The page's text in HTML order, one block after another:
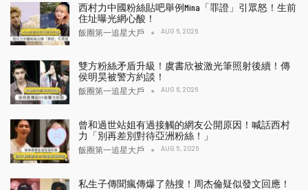
西村力中國粉絲貼吧舉例Mina「罪證」引眾怒！生前
住址曝光網心酸！
飯圈第一追星大戶 AUG 6, 2026
雙方粉絲矛盾升級！虞書欣被激光筆照射後續！傳
侯明昊被警方約談！
飯圈第一追星大戶 AUG 6, 2026
曾和過世站姐有過接觸的網友公開原因！喊話西村
力「別再差別對待亞洲粉絲！」
飯圈第一追星大戶 AUG 5, 2026
私生子傳聞瘋傳爆了熱搜！周杰倫疑似發文回應！